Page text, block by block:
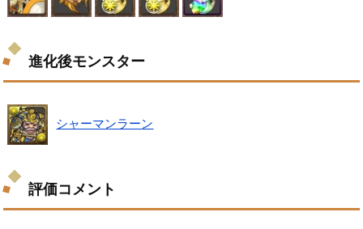
進化後モンスター
シャーマンラーン
評価コメント